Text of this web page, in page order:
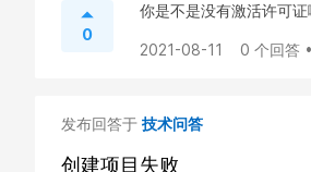
0
你是不是没有激活许可
2021-08-11 0 个回答
发布回答于 技术问答
创建项目失败